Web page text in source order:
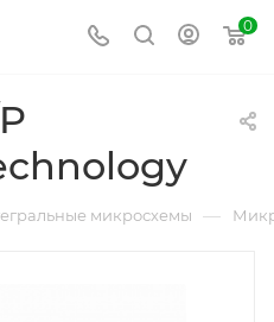
0
микросхемы —